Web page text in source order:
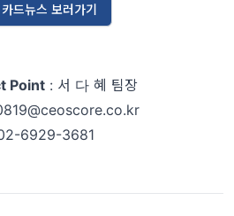
드뉴스 보러가기
Point : 서 다 혜 팀장
6929-3681